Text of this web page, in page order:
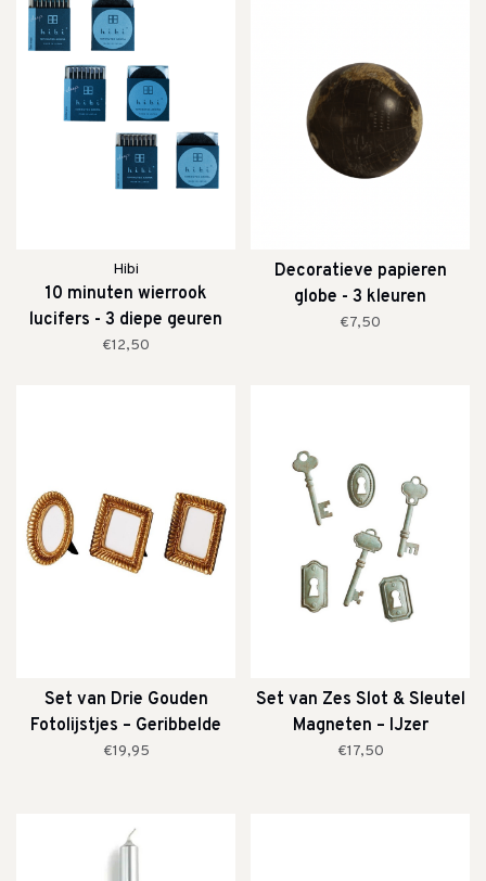
Hibi
10 minuten wierrook
lucifers - 3 diepe geuren
€12,50
Decoratieve papieren
globe - 3 kleuren
€7,50
Set van Drie Gouden
Fotolijstjes – Geribbelde
Rand (9 × 9)
€19,95
Set van Zes Slot & Sleutel
Magneten – IJzer
€17,50